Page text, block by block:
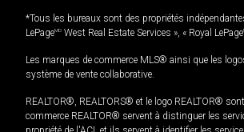
*Tous les bureaux sont des propriétés
LePageMD West Real Estate Services », « Royal LePage
Les marques de commerce MLS® ainsi que les
système de vente collaborative.
REALTOR®, REALTORS® et le logo REALTOR®
commerce REALTOR® servent à distinguer les